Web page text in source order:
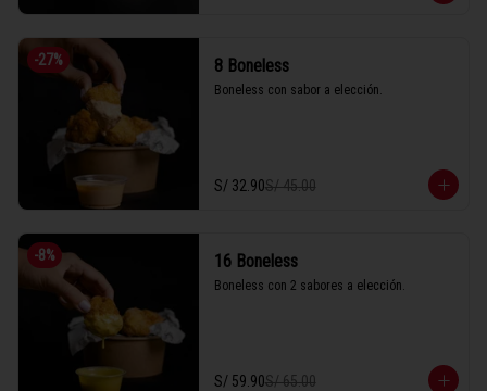
-27% 8 Boneless
Boneless con sabor a elección.
S/ 32.90S/ 45.00
-8% 16 Boneless
Boneless con 2 sabores a elección.
S/ 59.90S/ 65.00